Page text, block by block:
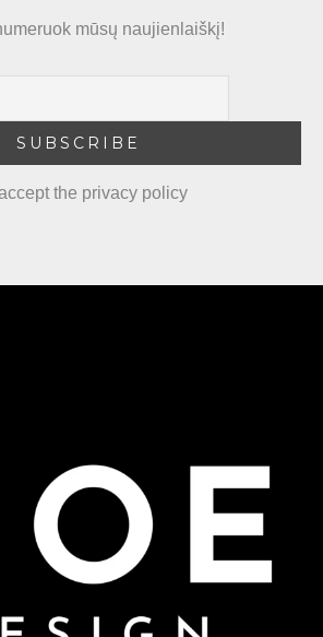
mūsų naujienlaiškį!
the privacy policy